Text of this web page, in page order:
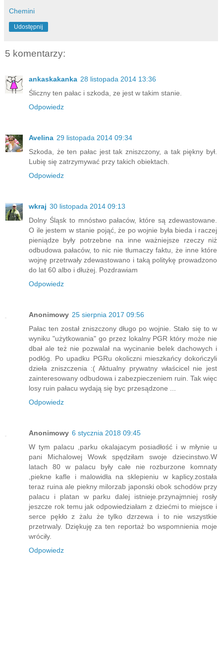
Chemini
Udostępnij
5 komentarzy:
ankaskakanka 28 listopada 2014 13:36
Śliczny ten pałac i szkoda, ze jest w takim stanie.
Odpowiedz
Avelina 29 listopada 2014 09:34
Szkoda, że ten pałac jest tak zniszczony, a tak piękny był.
Lubię się zatrzymywać przy takich obiektach.
Odpowiedz
wkraj 30 listopada 2014 09:13
Dolny Śląsk to mnóstwo pałaców, które są zdewastowane.
O ile jestem w stanie pojąć, że po wojnie była bieda i raczej
pieniądze były potrzebne na inne ważniejsze rzeczy niż
odbudowa pałaców, to nic nie tłumaczy faktu, że inne które
wojnę przetrwały zdewastowano i taką politykę prowadzono
do lat 60 albo i dłużej. Pozdrawiam
Odpowiedz
Anonimowy 25 sierpnia 2017 09:56
Pałac ten został zniszczony długo po wojnie. Stało się to w
wyniku "użytkowania" go przez lokalny PGR który może nie
dbał ale też nie pozwalał na wycinanie belek dachowych i
podłóg. Po upadku PGRu okoliczni mieszkańcy dokończyli
dzieła zniszczenia :( Aktualny prywatny właścicel nie jest
zainteresowany odbudowa i zabezpieczeniem ruin. Tak więc
losy ruin pałacu wydają się byc przesądzone ...
Odpowiedz
Anonimowy 6 stycznia 2018 09:45
W tym palacu ,parku okalajacym posiadłość i w młynie u
pani Michalowej Wowk spędziłam swoje dziecinstwo.W
latach 80 w palacu były całe nie rozburzone komnaty
,piekne kafle i malowidła na sklepieniu w kaplicy.została
teraz ruina ale piekny milorzab japonski obok schodów przy
palacu i platan w parku dalej istnieje.przynajmniej rosły
jeszcze rok temu jak odpowiedziałam z dziećmi to miejsce i
serce pękło z żalu że tylko dzrzewa i to nie wszystkie
przetrwaly. Dziękuję za ten reportaż bo wspomnienia moje
wróciły.
Odpowiedz